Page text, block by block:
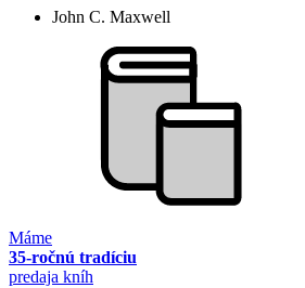
John C. Maxwell
Máme
35-ročnú tradíciu
predaja kníh